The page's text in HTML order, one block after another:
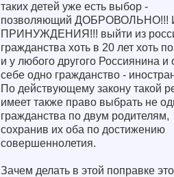
таких детей уже есть выбор -
позволяющий ДОБРОВОЛЬНО!!!
ПРИНУЖДЕНИЯ!!! выйти из
гражданства хоть в 20 лет хоть
и у любого другого Россиянина и
себе одно гражданство -
По действующему закону такой
имеет также право выбрать не
гражданства по двум родителям,
сохранив их оба по достижению
совершеннолетия.
Зачем делать в этой поправке